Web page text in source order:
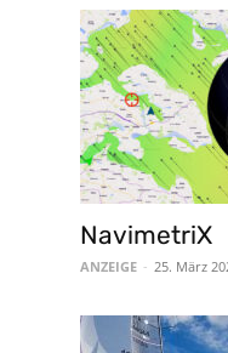
NavimetriX
ANZEIGE - 25. März